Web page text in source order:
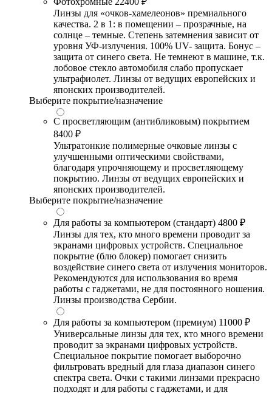
Линзы для «очков-хамелеонов» премиального
качества. 2 в 1: в помещении – прозрачные, на
солнце – темные. Степень затемнения зависит от
уровня УФ-излучения. 100% UV- защита. Бонус –
защита от синего света. Не темнеют в машине, т.к.
лобовое стекло автомобиля слабо пропускает
ультрафиолет. Линзы от ведущих европейских и
японских производителей.
Выберите покрытие/назначение
С просветляющим (антибликовым) покрытием
8400 ₽
Ультратонкие полимерные очковые линзы с
улучшенными оптическими свойствами,
благодаря упрочняющему и просветляющему
покрытию. Линзы от ведущих европейских и
японских производителей.
Выберите покрытие/назначение
Для работы за компьютером (стандарт) 4800 ₽
Линзы для тех, кто много времени проводит за
экранами цифровых устройств. Специальное
покрытие (блю блокер) помогает снизить
воздействие синего света от излучения мониторов.
Рекомендуются для использования во время
работы с гаджетами, не для постоянного ношения.
Линзы производства Сербии.
Для работы за компьютером (премиум) 11000 ₽
Универсальные линзы для тех, кто много времени
проводит за экранами цифровых устройств.
Специальное покрытие помогает выборочно
фильтровать вредный для глаза диапазон синего
спектра света. Очки с такими линзами прекрасно
подходят и для работы с гаджетами, и для